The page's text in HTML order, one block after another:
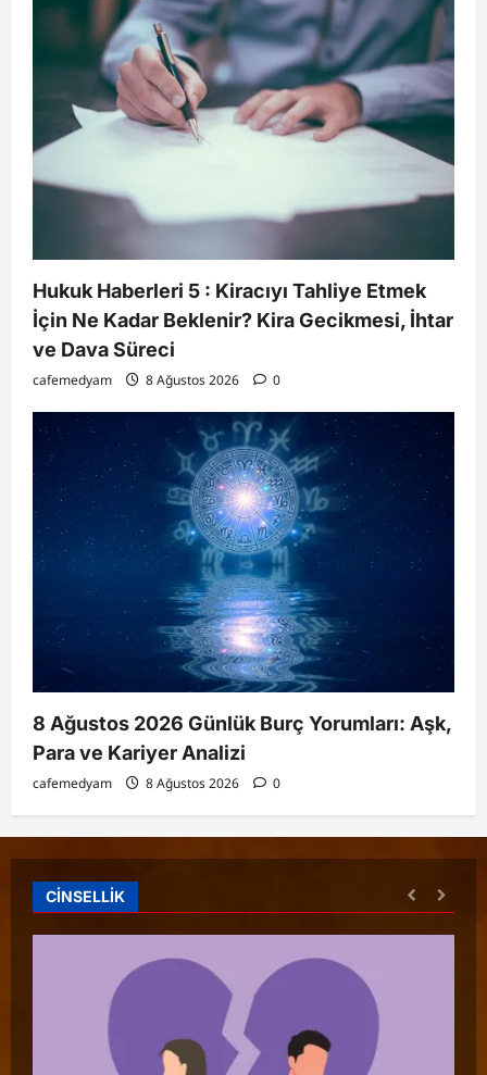
Hukuk Haberleri 5 : Kiracıyı Tahliye Etmek
İçin Ne Kadar Beklenir? Kira Gecikmesi, İhtar
ve Dava Süreci
cafemedyam 8 Ağustos 2026 0
8 Ağustos 2026 Günlük Burç Yorumları: Aşk,
Para ve Kariyer Analizi
cafemedyam 8 Ağustos 2026 0
CİNSELLİK